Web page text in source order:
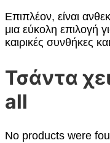
Επιπλέον, είναι
μια εύκολη επιλογή
καιρικές συνθήκες
Τσάντα
all
No products were